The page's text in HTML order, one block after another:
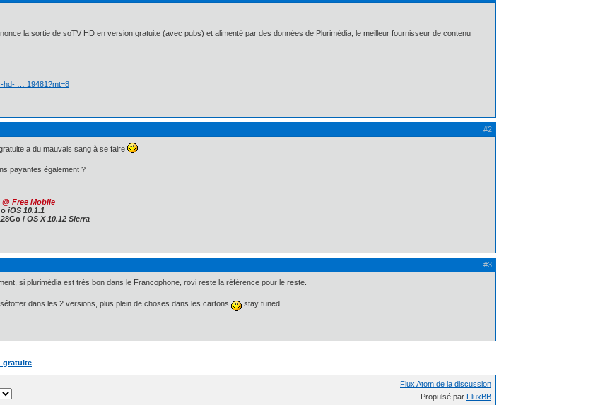
la sortie de soTV HD en version gratuite (avec pubs) et alimenté par des données de Plurimédia, le meilleur fournisseur de contenu
hd- … 19481?mt=8
#2
a du mauvais sang à se faire
payantes également ?
@ Free Mobile
iOS 10.1.1
/ OS X 10.12 Sierra
#3
si plurimédia est très bon dans le Francophone, rovi reste la référence pour le reste.
dans les 2 versions, plus plein de choses dans les cartons stay tuned.
gratuite
Flux Atom de la discussion
Propulsé par FluxBB